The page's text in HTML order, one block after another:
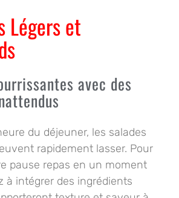
Légers et
avec des
du déjeuner, les salades
rapidement lasser. Pour
pause repas en un moment
à intégrer des ingrédients